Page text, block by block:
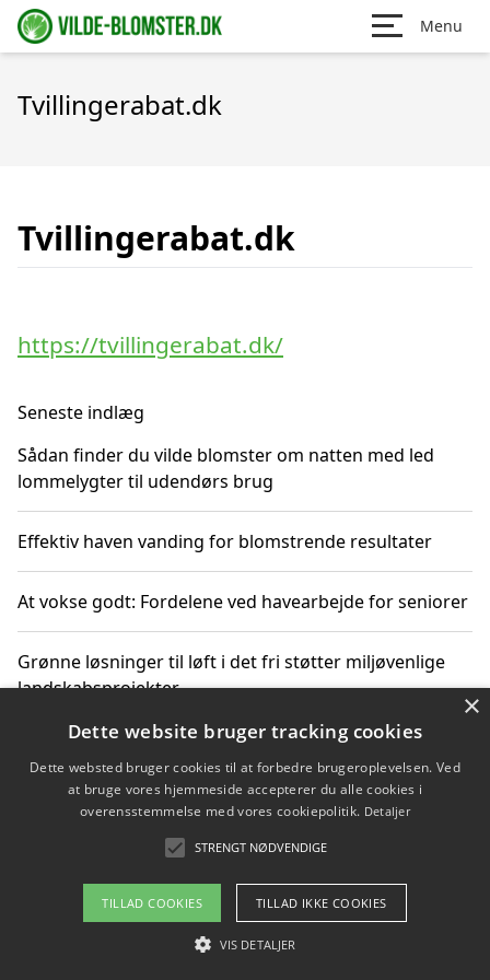
Menu
Tvillingerabat.dk
Tvillingerabat.dk
https://tvillingerabat.dk/
Seneste indlæg
Sådan finder du vilde blomster om natten med led
lommelygter til udendørs brug
Effektiv haven vanding for blomstrende resultater
At vokse godt: Fordelene ved havearbejde for seniorer
Grønne løsninger til løft i det fri støtter miljøvenlige
landskabsprojekter
Gør haven til et frirum for familien og naturen
Copyright 2026 - Pilanto Aps
Om / kontakt
Blog Betingelser
×
Dette website bruger tracking cookies
Dette websted bruger cookies til at forbedre brugeroplevelsen. Ved
at bruge vores hjemmeside accepterer du alle cookies i
overensstemmelse med vores cookiepolitik. Detaljer
STRENGT NØDVENDIGE
TILLAD COOKIES TILLAD IKKE COOKIES
VIS DETALJER